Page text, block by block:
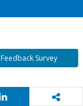
Feedback Survey